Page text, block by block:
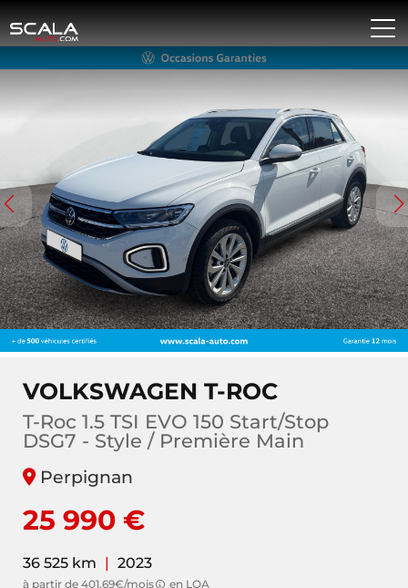
VOLKSWAGEN T-ROC
T-Roc 1.5 TSI EVO 150 Start/Stop
DSG7 - Style / Première Main
Perpignan
25 990 €
36 525 km | 2023
à partir de 401.69€/mois en LOA